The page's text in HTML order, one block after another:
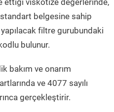
ettiği viskotize değerlerinde,
belgesine sahip
filtre gurubundaki
bulunur.
bakım ve onarım
ve 4077 sayılı
gerçekleştirir.